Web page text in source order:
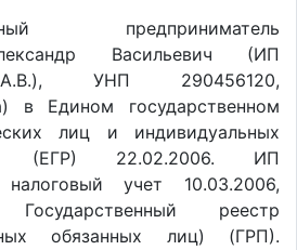
предприниматель
Васильевич (ИП
А.В.), УНП 290456120,
в Едином государственном
лиц и индивидуальных
(ЕГР) 22.02.2006. ИП
учет 10.03.2006,
реестр
обязанных лиц) (ГРП).